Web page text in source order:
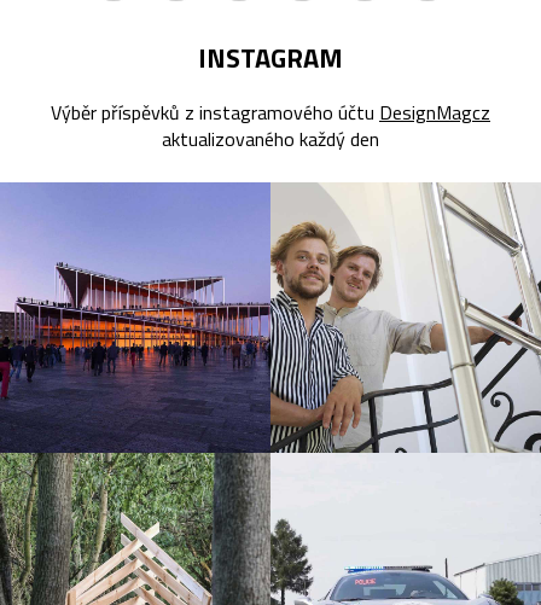
INSTAGRAM
Výběr příspěvků z instagramového účtu DesignMagcz
aktualizovaného každý den